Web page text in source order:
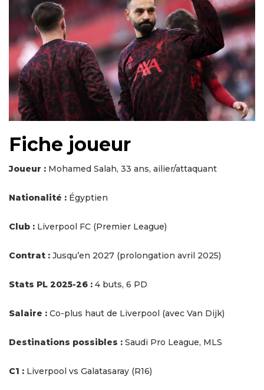
Fiche joueur
Joueur : Mohamed Salah, 33 ans, ailier/attaquant
Nationalité : Égyptien
Club : Liverpool FC (Premier League)
Contrat : Jusqu’en 2027 (prolongation avril 2025)
Stats PL 2025-26 : 4 buts, 6 PD
Salaire : Co-plus haut de Liverpool (avec Van Dijk)
Destinations possibles : Saudi Pro League, MLS
C1 : Liverpool vs Galatasaray (R16)